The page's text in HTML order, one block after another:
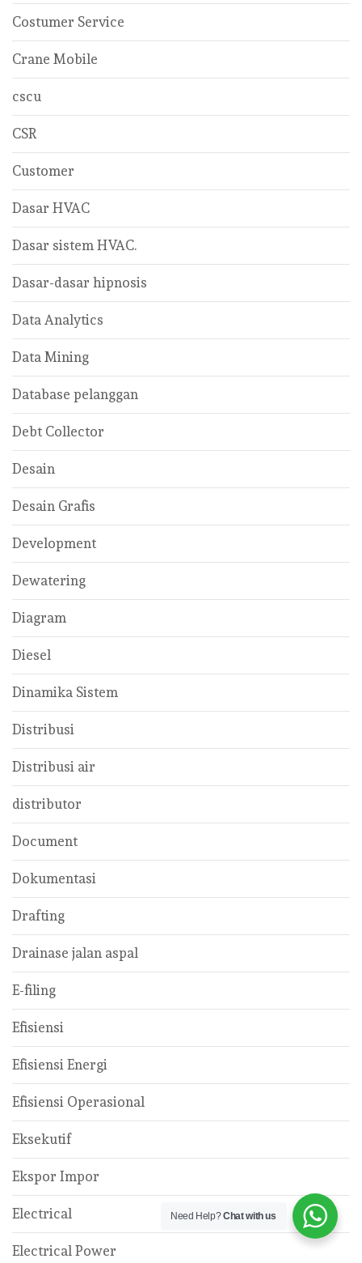
Costumer Service
Crane Mobile
cscu
CSR
Customer
Dasar HVAC
Dasar sistem HVAC.
Dasar-dasar hipnosis
Data Analytics
Data Mining
Database pelanggan
Debt Collector
Desain
Desain Grafis
Development
Dewatering
Diagram
Diesel
Dinamika Sistem
Distribusi
Distribusi air
distributor
Document
Dokumentasi
Drafting
Drainase jalan aspal
E-filing
Efisiensi
Efisiensi Energi
Efisiensi Operasional
Eksekutif
Ekspor Impor
Electrical
Electrical Power
Need Help?Chat with us